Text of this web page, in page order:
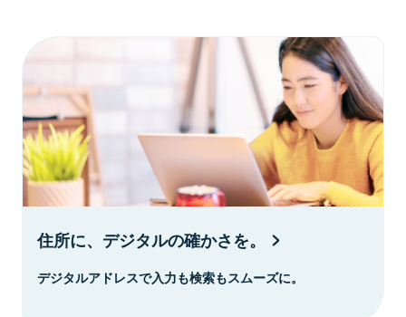
住所に、デジタルの確かさを。
デジタルアドレスで入力も検索もスムーズに。